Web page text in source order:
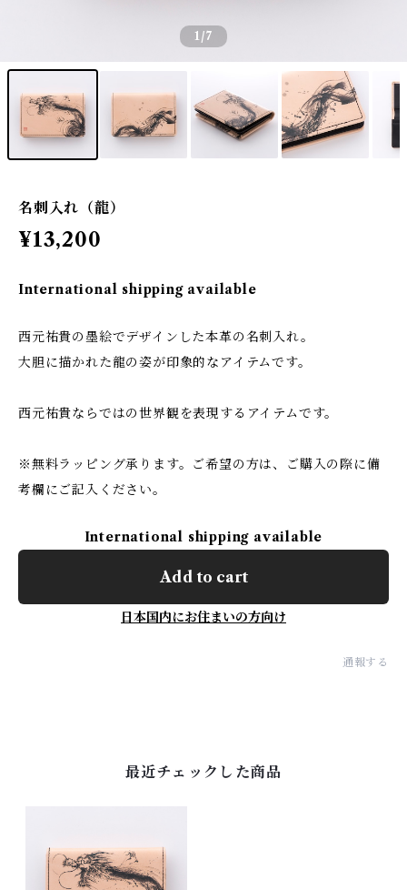
1 /7
名刺入れ（龍）
¥13,200
International shipping available
西元祐貴の墨絵でデザインした本革の名刺入れ。
大胆に描かれた龍の姿が印象的なアイテムです。
西元祐貴ならではの世界観を表現するアイテムです。
※無料ラッピング承ります。ご希望の方は、ご購入の際に備
考欄にご記入ください。
International shipping available
Add to cart
日本国内にお住まいの方向け
通報する
最近チェックした商品